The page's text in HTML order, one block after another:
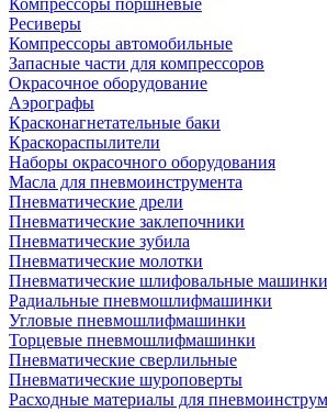
Компрессоры поршневые
Ресиверы
Компрессоры автомобильные
Запасные части для компрессоров
Окрасочное оборудование
Аэрографы
Красконагнетательные баки
Краскораспылители
Наборы окрасочного оборудования
Масла для пневмоинструмента
Пневматические дрели
Пневматические заклепочники
Пневматические зубила
Пневматические молотки
Пневматические шлифовальные машинки
Радиальные пневмошлифмашинки
Угловые пневмошлифмашинки
Торцевые пневмошлифмашинки
Пневматические сверлильные
Пневматические шуроповерты
Расходные материалы для